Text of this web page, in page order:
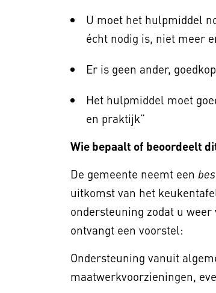
U moet het hulpmiddel
écht nodig is, niet meer
Er is geen ander,
Het hulpmiddel moet
en praktijk”
Wie bepaalt of beoordeelt
De gemeente neemt een
uitkomst van het
ondersteuning zodat u
ontvangt een voorstel:
Ondersteuning vanuit
maatwerkvoorzieningen,